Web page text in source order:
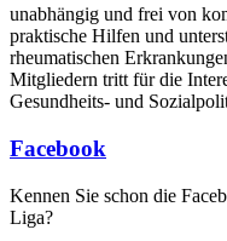
unabhängig und frei von
praktische Hilfen und
rheumatischen
Mitgliedern tritt für die
Gesundheits- und
Facebook
Kennen Sie schon die
Liga?